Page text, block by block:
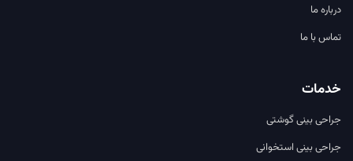
درباره ما
تماس با ما
خدمات
جراحی بینی گوشتی
جراحی بینی استخوانی